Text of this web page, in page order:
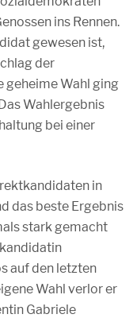
ins Rennen.
gewesen ist,
der
geheime Wahl ging
Wahlergebnis
bei einer
in
das beste Ergebnis
stark gemacht
auf den letzten
Wahl verlor er
Gabriele